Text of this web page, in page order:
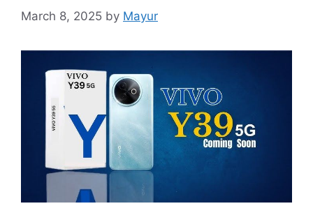
March 8, 2025 by Mayur